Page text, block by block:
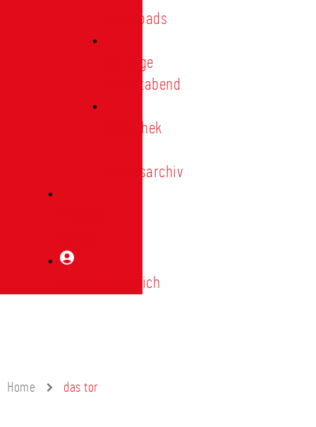
Downloads
Vorträge
Heimatabend
Bibliothek
Vereinsarchiv
Mitgliederbereich
Home das tor